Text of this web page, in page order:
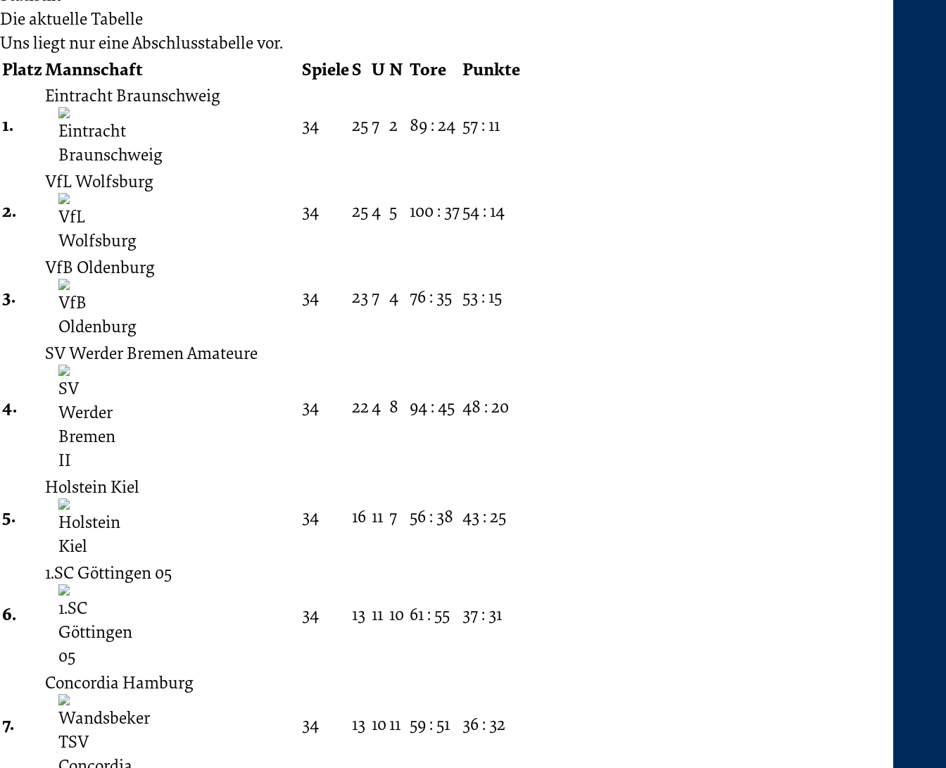
Bremer
SV
3:1
Spieltag
12.08.1987
1987/1988
(Oberliga
Nord)
Die aktuelle Tabelle
Uns liegt nur eine Abschlusstabelle vor.
PlatzMannschaft SpieleS UN Tore Punkte
1.
Eintracht Braunschweig
34
257 2 89 : 24 57 : 11
2.
VfL Wolfsburg
34
254 5 100 : 3754 : 14
3.
VfB Oldenburg
34
23 7 4 76 : 35 53 : 15
4.
SV Werder Bremen Amateure
34 224 8 94 : 45 48 : 20
5.
Holstein Kiel
34
16 11 7 56 : 38 43 : 25
6.
1.SC Göttingen 05
34
13 11 10 61 : 55 37 : 31
7.
Concordia Hamburg
34
13 1011 59 : 51 36 : 32